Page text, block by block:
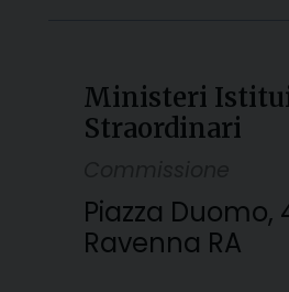
Ministeri
Straordinari
Piazza Duomo,
Ravenna RA